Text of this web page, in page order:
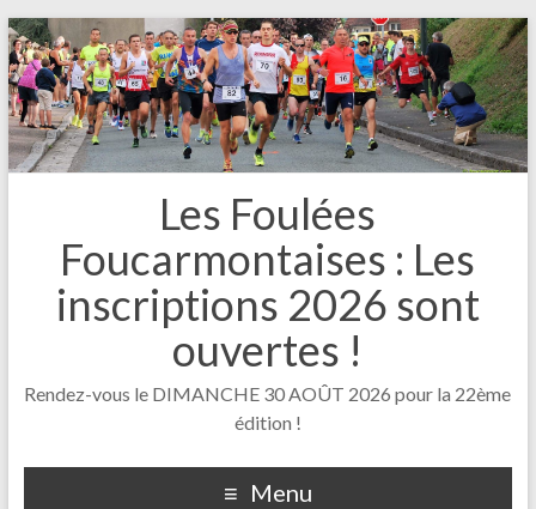
Les Foulées
Foucarmontaises : Les
inscriptions 2026 sont
ouvertes !
Rendez-vous le DIMANCHE 30 AOÛT 2026 pour la 22ème
édition !
Menu